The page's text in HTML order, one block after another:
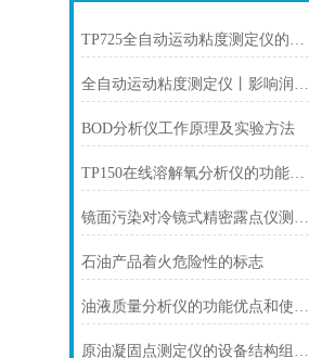
TP725全自动运动粘度测定仪的使用方法及操作步骤
全自动运动粘度测定仪丨影响润滑油粘度的主要因素是什么？
BOD分析仪工作原理及实验方法
TP150在线溶解氧分析仪的功能特点
镜面污染对冷镜式精密露点仪测量的影响
石油产品着火危险性的标志
油液质量分析仪的功能优点和使用注意事项
原油凝固点测定仪的设备结构组成部件